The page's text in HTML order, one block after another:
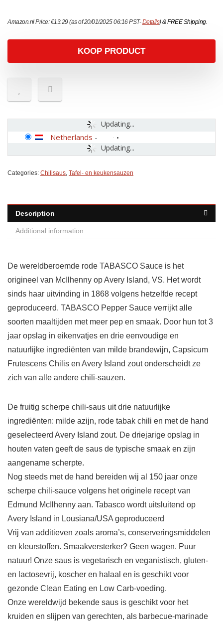
Amazon.nl Price:€13.29(as of 20/01/2025 06:16 PST-Details)&FREE Shipping.
KOOP PRODUCT
Updating...
Updating...
Netherlands -
Categories: Chilisaus, Tafel- en keukensauzen
Description
Additional information
De wereldberoemde rode TABASCO Sauce is het
origineel van McIlhenny op Avery Island, VS. Het wordt
sinds haar uitvinding in 1868 volgens hetzelfde recept
geproduceerd. TABASCO Pepper Sauce verrijkt alle
soorten maaltijden met meer pep en smaak. Door hun tot 3
jaar opslag in eikenvatjes en drie eenvoudige en
natuurlijke ingrediënten van milde brandewijn, Capsicum
Frutescens Chilis en Avery Island zout onderscheidt ze
zich van alle andere chili-sauzen.
De fruitig scherpe chili-saus uit drie natuurlijke
ingrediënten: milde azijn, rode tabak chili en met de hand
geselecteerd Avery Island zout. De driejarige opslag in
houten vaten geeft de saus de typische smaak en zijn
aangename scherpte.
Nog steeds met de hand bereiden wij al 150 jaar onze
scherpe chili-sauce volgens het originele recept van
Edmund McIlhenny aan. Tabasco wordt uitsluitend op
Avery Island in Lousiana/USA geproduceerd
Vrij van additieven zoals aroma’s, conserveringsmiddelen
en kleurstoffen. Smaakversterker? Geen wagen. Puur
natuur! Onze saus is vegetarisch en veganistisch, gluten-
en lactosevrij, koscher en halaal en is geschikt voor
gezonde Clean Eating en Low Carb-voeding.
Onze wereldwijd bekende saus is geschikt voor het
kruiden en slijpen van gerechten, als barbecue-marinade